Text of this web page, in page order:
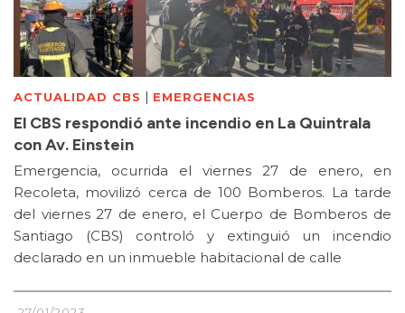
ACTUALIDAD CBS | EMERGENCIAS
El CBS respondió ante incendio en La Quintrala
con Av. Einstein
Emergencia, ocurrida el viernes 27 de enero, en
Recoleta, movilizó cerca de 100 Bomberos. La tarde
del viernes 27 de enero, el Cuerpo de Bomberos de
Santiago (CBS) controló y extinguió un incendio
declarado en un inmueble habitacional de calle